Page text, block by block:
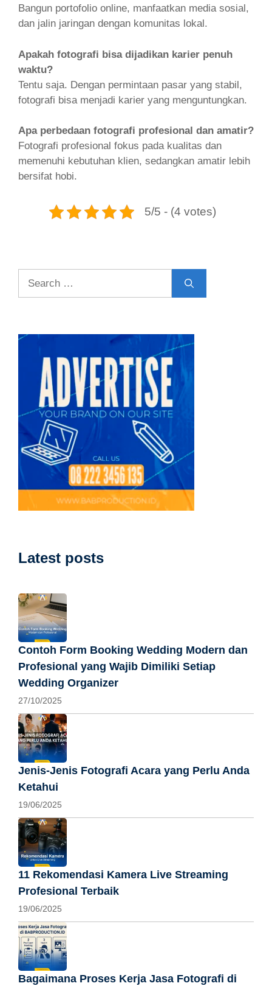
Bangun portofolio online, manfaatkan media sosial,
dan jalin jaringan dengan komunitas lokal.
Apakah fotografi bisa dijadikan karier penuh
waktu?
Tentu saja. Dengan permintaan pasar yang stabil,
fotografi bisa menjadi karier yang menguntungkan.
Apa perbedaan fotografi profesional dan amatir?
Fotografi profesional fokus pada kualitas dan
memenuhi kebutuhan klien, sedangkan amatir lebih
bersifat hobi.
5/5 - (4 votes)
Latest posts
Contoh Form Booking Wedding Modern dan
Profesional yang Wajib Dimiliki Setiap
Wedding Organizer
27/10/2025
Jenis-Jenis Fotografi Acara yang Perlu Anda
Ketahui
19/06/2025
11 Rekomendasi Kamera Live Streaming
Profesional Terbaik
19/06/2025
Bagaimana Proses Kerja Jasa Fotografi di